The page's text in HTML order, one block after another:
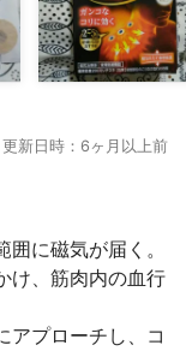
更新日時：6ヶ月以上前
に磁気が届く。
け、筋肉内の血行
アプローチし、コ